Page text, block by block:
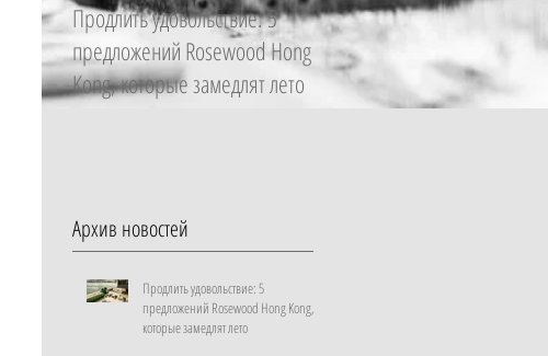
Продлить удовольствие: 5
предложений Rosewood Hong
Kong, которые замедлят лето
Начать с главного: гид по
программе Essential в ZEM
Wellness Clinic Altea, которая
изменит качество жизни за
Архив новостей
Продлить удовольствие: 5
предложений Rosewood Hong Kong,
которые замедлят лето